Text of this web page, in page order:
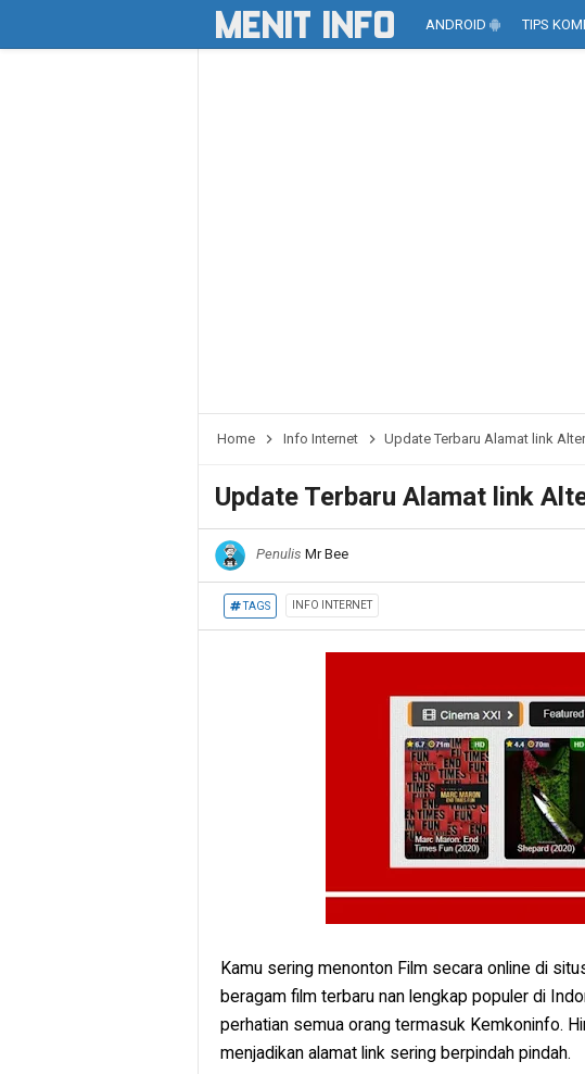
ANDROID TIPS
Home Info Internet Update Terbaru Alamat link
Update Terbaru Alamat link
Penulis Mr Bee
TAGS INFO INTERNET
Kamu sering menonton Film secara online di
beragam film terbaru nan lengkap populer di
perhatian semua orang termasuk Kemkoninfo.
menjadikan alamat link sering berpindah pindah.